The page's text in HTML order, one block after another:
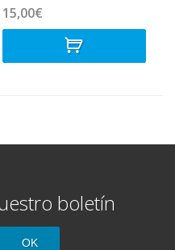
15,00€
boletín
OK